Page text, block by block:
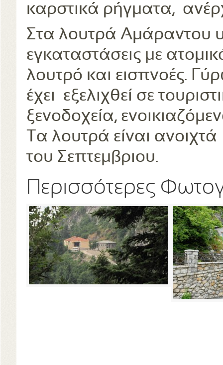
καρστικά ρήγματα,
Στα λουτρά Αμάραντου
εγκαταστάσεις με
λουτρό και εισπνοές.
έχει εξελιχθεί σε
ξενοδοχεία,
Τα λουτρά είναι
του Σεπτεμβριου.
Περισσότερες